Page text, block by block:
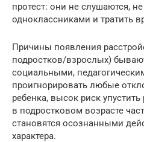
протест: они не слушаются,
одноклассниками и тратить
Причины появления
подростков/взрослых)
социальными,
проигнорировать любые
ребенка, высок риск
в подростковом возрасте
становятся осознанными
характера.